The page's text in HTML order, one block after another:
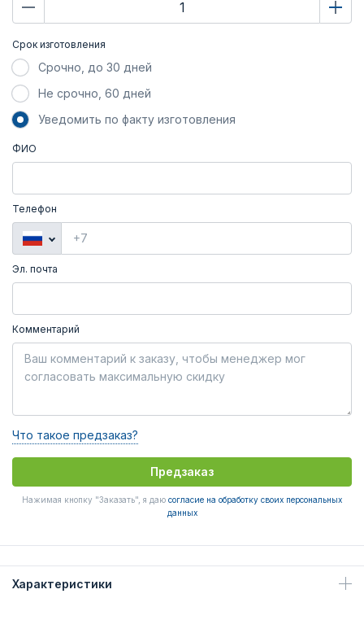
Срок изготовления
Срочно, до 30 дней
Не срочно, 60 дней
Уведомить по факту изготовления
ФИО
Телефон
Эл. почта
Комментарий
Что такое предзаказ?
Предзаказ
Нажимая кнопку "Заказать", я даю согласие на обработку своих персональных
данных
Характеристики